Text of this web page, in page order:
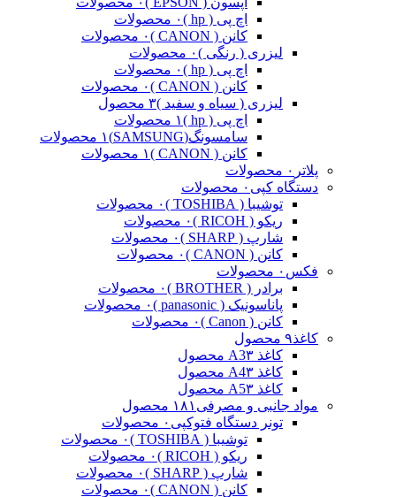
اچ پی ( hp )
۰ محصولات
کانن ( CANON )
۰ محصولات
لیزری ( رنگی )۰ محصولات
اچ پی ( hp )
۰ محصولات
کانن ( CANON )
۰ محصولات
لیزری ( سیاه و سفید )۳ محصول
اچ پی ( hp )
۱ محصولات
سامسونگ(SAMSUNG)
۱ محصولات
کانن ( CANON )
۱ محصولات
پلاتر ۰ محصولات
دستگاه کپی ۰ محصولات
توشیبا ( TOSHIBA )
۰ محصولات
ریکو ( RICOH )
۰ محصولات
شارپ ( SHARP )
۰ محصولات
کانن ( CANON )
۰ محصولات
فکس ۰ محصولات
برادر ( BROTHER )
۰ محصولات
پاناسونیک ( panasonic )
۰ محصولات
کانن ( Canon )
۰ محصولات
کاغذ۹ محصول
کاغذ A3 ۳ محصول
کاغذ A4 ۳ محصول
کاغذ A5 ۳ محصول
مواد جانبی و مصرفی ۱۸۱ محصول
تونر دستگاه فتوکپی ۰ محصولات
توشیبا ( TOSHIBA )
۰ محصولات
ریکو ( RICOH )
۰ محصولات
شارپ ( SHARP )
۰ محصولات
کانن ( CANON )
۰ محصولات